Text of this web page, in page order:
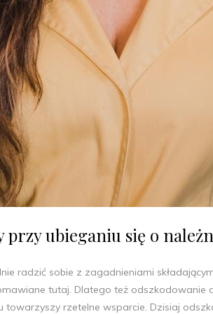
przy ubieganiu się o
radzić sobie z zagadnieniami
tutaj. Dlatego też odszkodowanie
towarzyszy rzetelne wsparcie. Dzisiaj